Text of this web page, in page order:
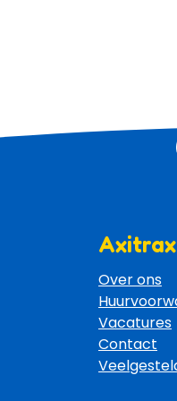
Over ons
Vacatures
Contact